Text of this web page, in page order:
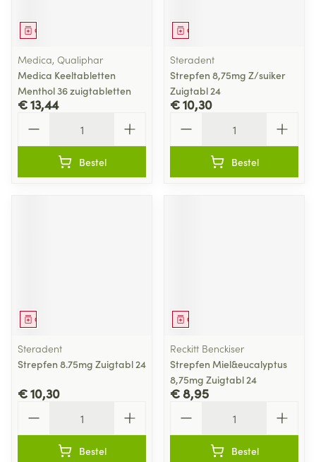
Geneesmiddel
Medica, Qualiphar
Medica Keeltabletten
Menthol 36 zuigtabletten
€ 13,44
Bestel
Geneesmiddel
Steradent
Strepfen 8,75mg Z/suiker
Zuigtabl 24
€ 10,30
Bestel
Geneesmiddel
Steradent
Strepfen 8.75mg Zuigtabl 24
€ 10,30
Bestel
Geneesmiddel
Reckitt Benckiser
Strepfen Miel&eucalyptus
8,75mg Zuigtabl 24
€ 8,95
Bestel